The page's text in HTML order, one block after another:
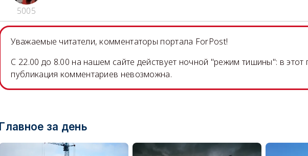
5005
Уважаемые читатели, комментаторы портала ForPost!
C 22.00 до 8.00 на нашем сайте действует ночной "режим тишины": в этот
публикация комментариев невозможна.
Главное за день